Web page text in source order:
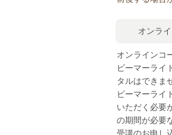
オンラ
オンラインコ
ビーマーライ
タルはできま
ビーマーライ
いただく必要
の期間が必要